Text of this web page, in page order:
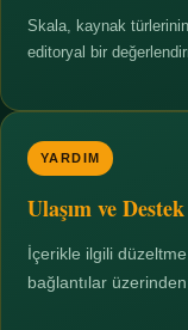
Skala, kaynak
editoryal bir
YARDIM
Ulaşım ve Destek
İçerikle ilgili
bağlantılar